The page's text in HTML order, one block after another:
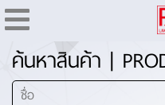
ค้นหาสินค้า |